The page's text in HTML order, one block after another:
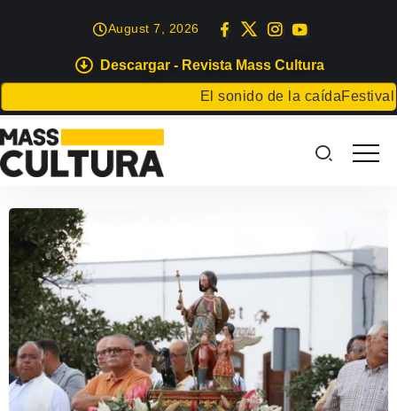
Descargar - Revista Mass Cultura
El sonido de la caídaFestival
August 7, 2026